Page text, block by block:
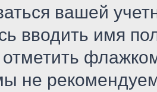
вашей
вводить имя
не